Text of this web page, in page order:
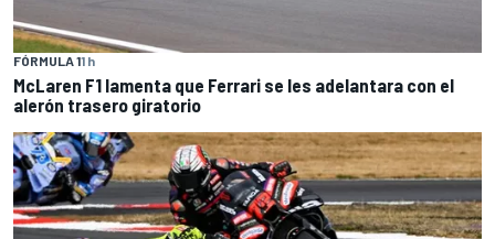
FÓRMULA 11 h
McLaren F1 lamenta que Ferrari se les adelantara con el
alerón trasero giratorio